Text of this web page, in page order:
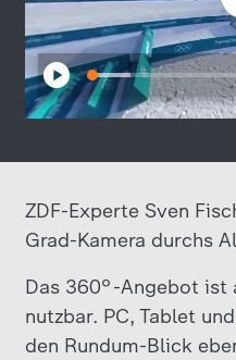
ZDF-Experte Sven
Grad-Kamera durchs
Das 360°-Angebot ist
nutzbar. PC, Tablet
den Rundum-Blick